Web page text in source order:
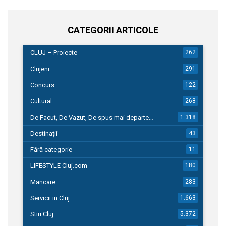
CATEGORII ARTICOLE
CLUJ – Proiecte 262
Clujeni 291
Concurs 122
Cultural 268
De Facut, De Vazut, De spus mai departe… 1.318
Destinații 43
Fără categorie 11
LIFESTYLE Cluj.com 180
Mancare 283
Servicii in Cluj 1.663
Stiri Cluj 5.372